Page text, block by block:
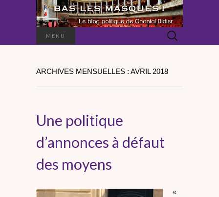
MENU Rechercher :
ARCHIVES MENSUELLES : AVRIL 2018
Une politique
d’annonces à défaut
des moyens
«